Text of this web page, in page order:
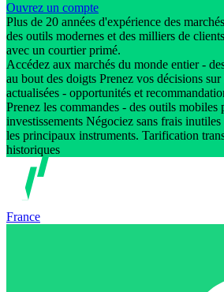
Ouvrez un compte
Plus de 20 années d'expérience des
des outils modernes et des milliers de
avec un courtier primé.
Accédez aux marchés du monde entier -
au bout des doigts Prenez vos décisions sur
actualisées - opportunités et
Prenez les commandes - des outils mobiles
investissements Négociez sans frais
les principaux instruments. Tarification
historiques
France